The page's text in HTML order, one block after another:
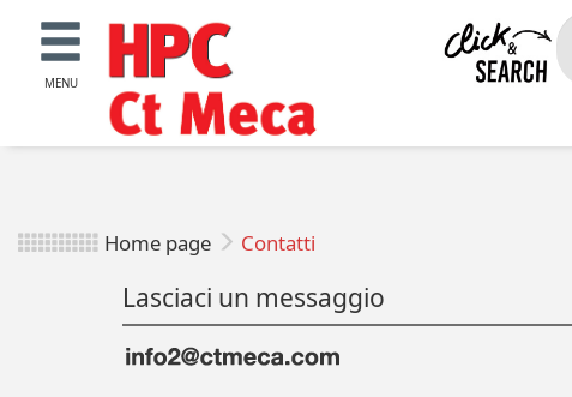
MENU
Home page Contatti
Lasciaci un messaggio